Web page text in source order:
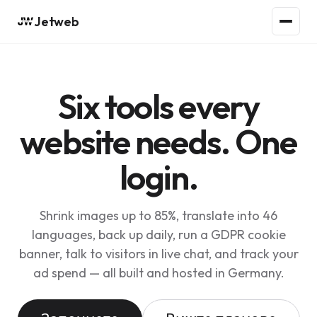
Jetweb
Six tools every
website needs. One
login.
Shrink images up to 85%, translate into 46
languages, back up daily, run a GDPR cookie
banner, talk to visitors in live chat, and track your
ad spend — all built and hosted in Germany.